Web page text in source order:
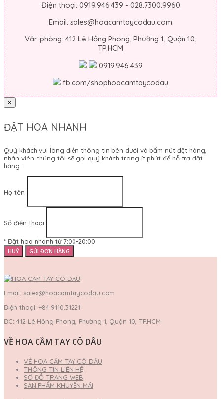
Điện thoại: 0919.946.439 - 028.7300.9960
Email: sales@hoacamtaycodau.com
Văn phòng: 412 Lê Hồng Phong, Phường 1, Quận 10,
TP.HCM
0919.946.439
fb.com/shophoacamtaycodau
×
ĐẶT HOA NHANH
Quý khách vui lòng điền thông tin bên dưới và bấm nút đặt hàng,
nhân viên chúng tôi sẽ gọi quý khách trong ít phút để hỗ trợ đặt
hàng:
Họ tên
Số điện thoại
* Đặt hoa nhanh từ 7:00-20:00
HUỶ GỬI ĐƠN HÀNG
Email: sales@hoacamtaycodau.com
Điện thoại: +84.9110.31221
ĐC: 412 Lê Hồng Phong, Phường 1, Quận 10, TP.HCM
VỀ HOA CẦM TAY CÔ DÂU
VỀ HOA CẦM TAY CÔ DÂU
THÔNG TIN LIÊN HỆ
SƠ ĐỒ TRANG WEB
SẢN PHẨM KHUYẾN MÃI